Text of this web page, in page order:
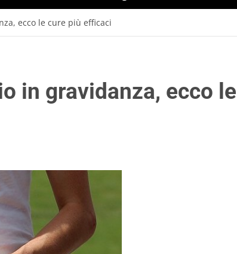
ecco le cure più efficaci
in gravidanza, ecco le